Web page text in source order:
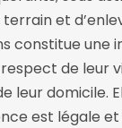
terrain et
constitue une
de leur
leur domicile.
est légale et